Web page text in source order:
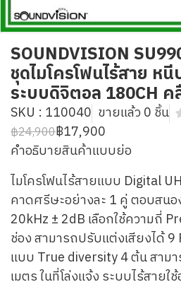
SOUNDVISION
ชุดไมโครโฟนไร้สาย ห
ระบบดิจิตอล 180CH ค
SKU : 110040 ขายแล้ว 0 ชิ้น
฿24,900฿17,900
คำอธิบายสินค้าแบบย่อ
ไมโครโฟนไร้สายแบบ Digital
คาดศรีษะอย่างละ 1 คู่ ตอบสน
20kHz ± 2dB เลือกใช้ความถี่
ช่อง สามารถปรับแต่งเสียงได้
แบบ True diversity 4 ต้น สาม
เมตร ในที่โล่งแจ้ง ระบบไร้สายใ